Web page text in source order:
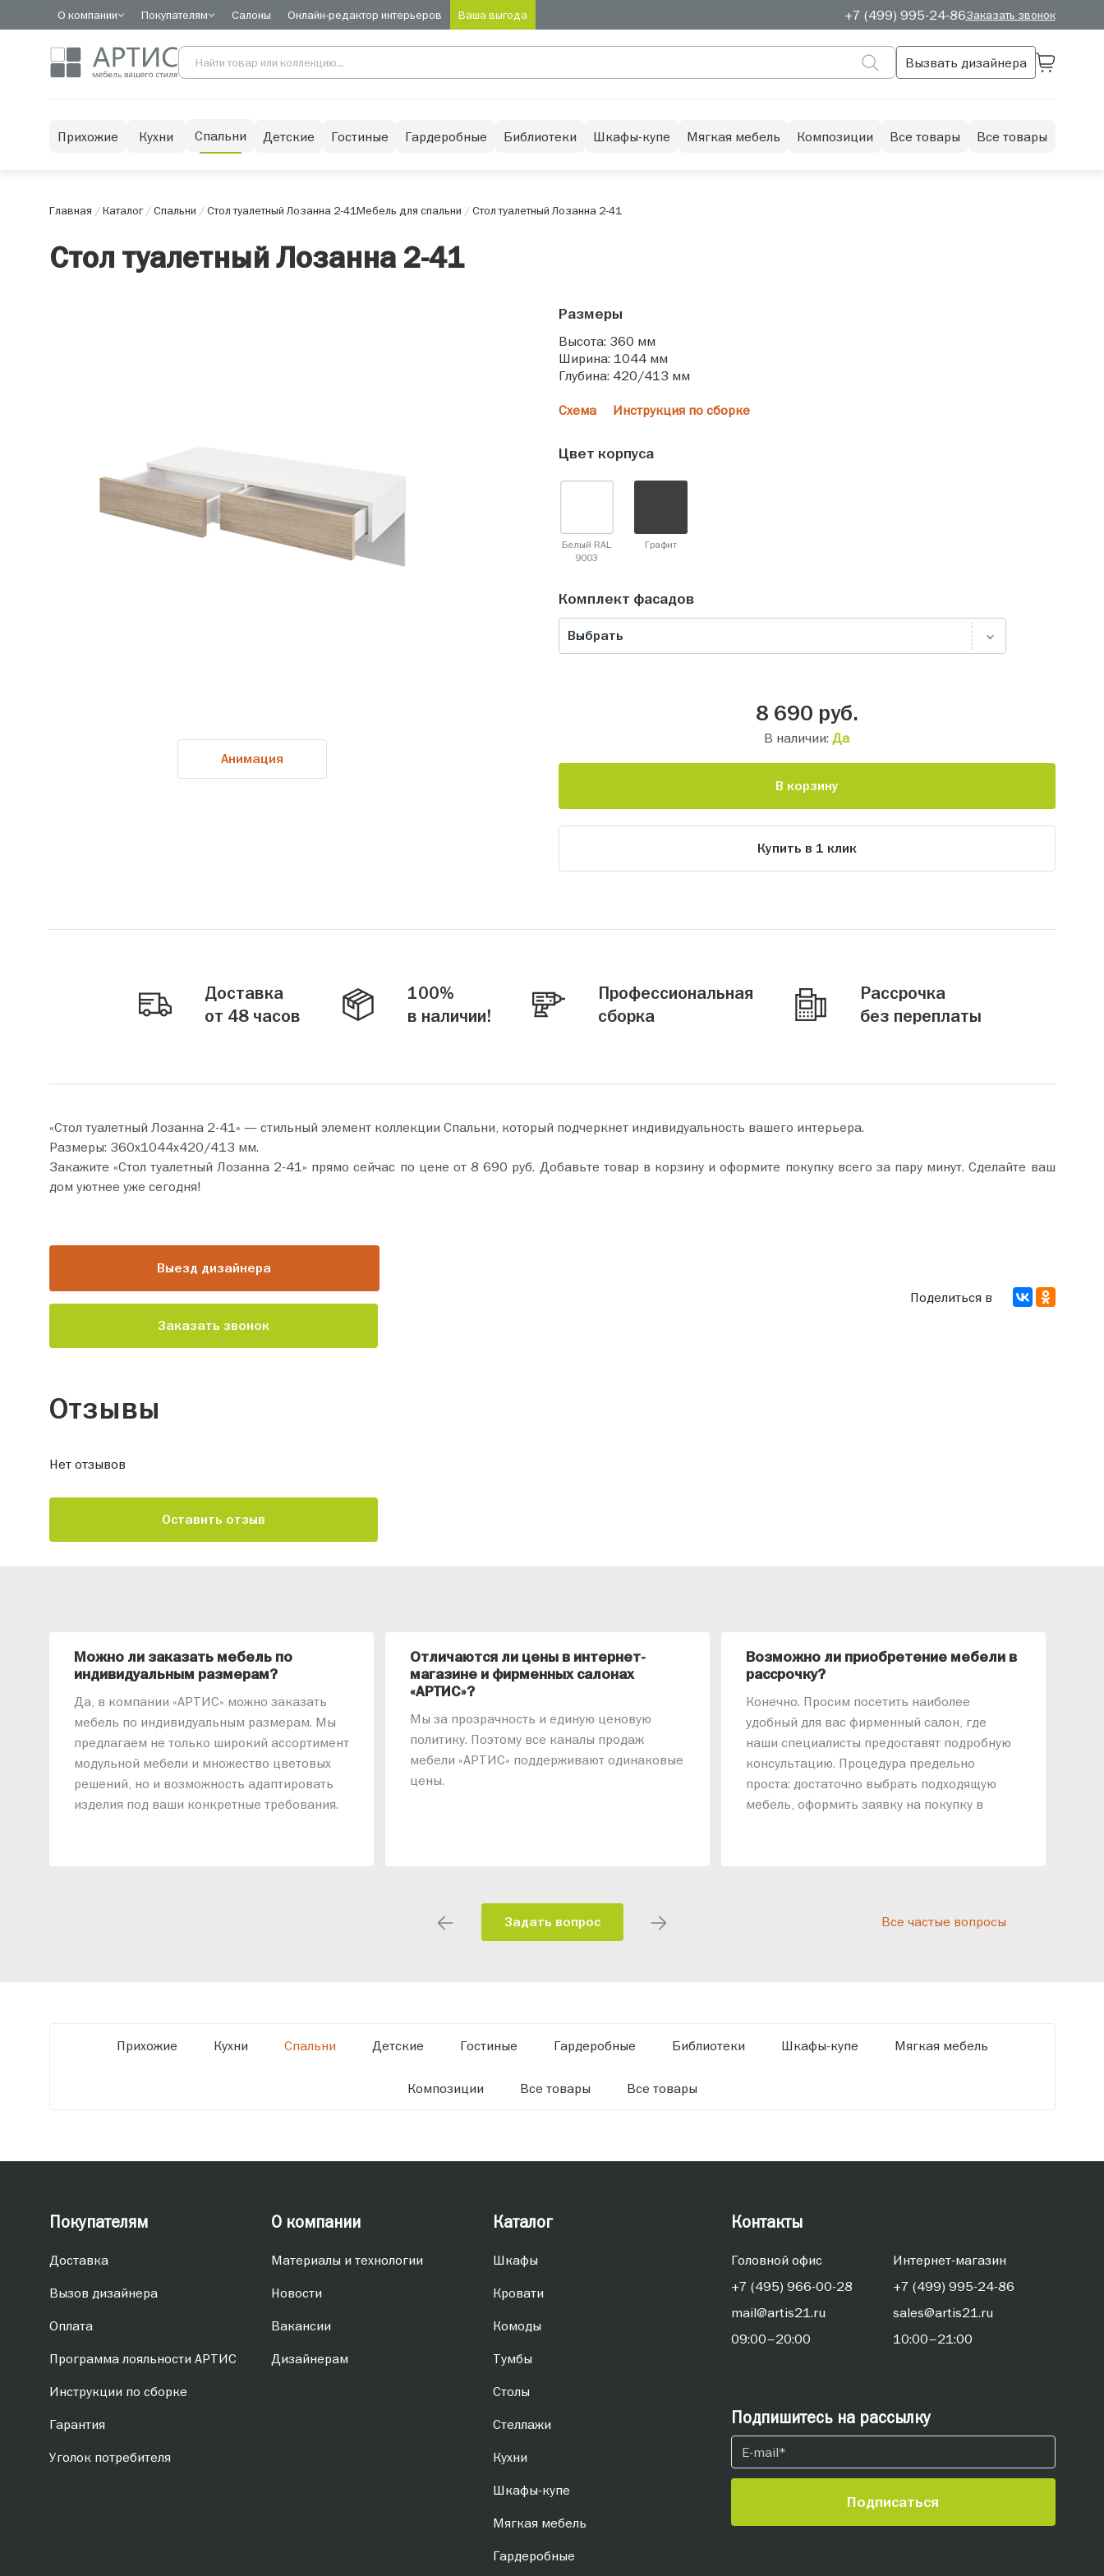
О компании Покупателям Салоны Онлайн-редактор интерьеров Ваша выгода +7 (499) 995-24-86Заказать звонок
Вызвать дизайнера
Прихожие Кухни Спальни Детские Гостиные Гардеробные Библиотеки Шкафы-купе Мягкая мебель Композиции Все товары Все товары
Главная /Каталог/Спальни /Стол туалетный Лозанна 2-41Мебель для спальни /Стол туалетный Лозанна 2-41
Стол туалетный Лозанна 2-41
Анимация
Размеры
Высота: 360 мм
Ширина: 1044 мм
Глубина: 420/413 мм
Схема Инструкция по сборке
Цвет корпуса
Белый RAL
9003
Графит
Комплект фасадов
Выбрать
8 690 руб.
В наличии: Да
В корзину
Купить в 1 клик
Доставка
от 48 часов
100%
в наличии!
Профессиональная
сборка
Рассрочка
без переплаты
«Стол туалетный Лозанна 2-41» — стильный элемент коллекции Спальни, который подчеркнет индивидуальность вашего интерьера.
Размеры: 360х1044х420/413 мм.
Закажите «Стол туалетный Лозанна 2-41» прямо сейчас по цене от 8 690 руб. Добавьте товар в корзину и оформите покупку всего за пару минут. Сделайте ваш
дом уютнее уже сегодня!
Выезд дизайнера
Заказать звонок
Поделиться в
Отзывы
Нет отзывов
Оставить отзыв
Можно ли заказать мебель по
индивидуальным размерам?
Да, в компании «АРТИС» можно заказать
мебель по индивидуальным размерам. Мы
предлагаем не только широкий ассортимент
модульной мебели и множество цветовых
решений, но и возможность адаптировать
изделия под ваши конкретные требования.
Отличаются ли цены в интернет-
магазине и фирменных салонах
«АРТИС»?
Мы за прозрачность и единую ценовую
политику. Поэтому все каналы продаж
мебели «АРТИС» поддерживают одинаковые
цены.
Возможно ли приобретение мебели в
рассрочку?
Конечно. Просим посетить наиболее
удобный для вас фирменный салон, где
наши специалисты предоставят подробную
консультацию. Процедура предельно
проста: достаточно выбрать подходящую
мебель, оформить заявку на покупку в
Задать вопрос Все частые вопросы
Прихожие Кухни Спальни Детские Гостиные Гардеробные Библиотеки Шкафы-купе Мягкая мебель
Композиции Все товары Все товары
Покупателям
Доставка
Вызов дизайнера
Оплата
Программа лояльности АРТИС
Инструкции по сборке
Гарантия
Уголок потребителя
О компании
Материалы и технологии
Новости
Вакансии
Дизайнерам
Каталог
Шкафы
Кровати
Комоды
Тумбы
Столы
Стеллажи
Кухни
Шкафы-купе
Мягкая мебель
Гардеробные
Контакты
Головной офис
+7 (495) 966-00-28
mail@artis21.ru
09:00–20:00
Интернет-магазин
+7 (499) 995-24-86
sales@artis21.ru
10:00–21:00
Подпишитесь на рассылку
Подписаться